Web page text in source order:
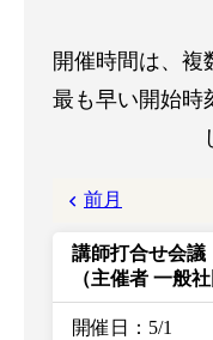
開催時間は、複
最も早い開始時
前月
講師打合せ会議
（主催者 一般
開催日：5/1